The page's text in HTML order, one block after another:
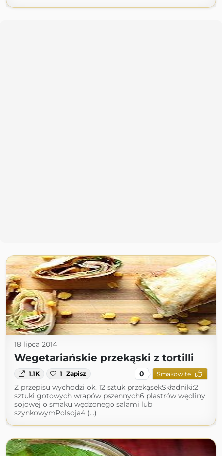
18 lipca 2014
Wegetariańskie przekąski z tortilli
1.1K 1 Zapisz 0 Smakowite
Z przepisu wychodzi ok. 12 sztuk przekąsekSkładniki:2
sztuki gotowych wrapów pszennych6 plastrów wędliny
sojowej o smaku wędzonego salami lub
szynkowymPolsoja4 (...)